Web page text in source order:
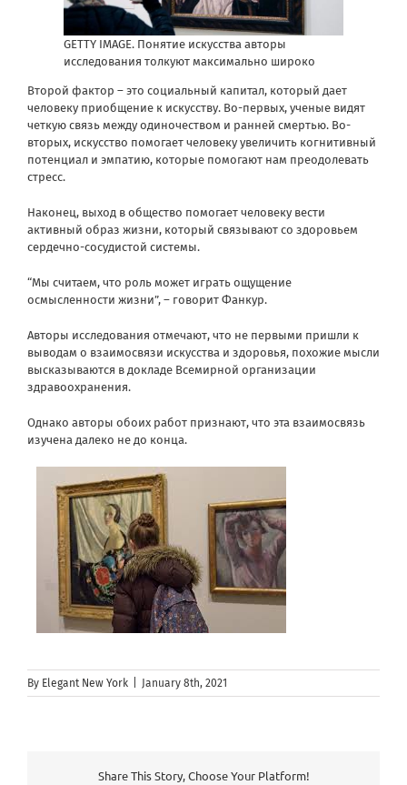
GETTY IMAGE. Понятие искусства авторы
исследования толкуют максимально широко
Второй фактор – это социальный капитал, который дает
человеку приобщение к искусству. Во-первых, ученые видят
четкую связь между одиночеством и ранней смертью. Во-
вторых, искусство помогает человеку увеличить когнитивный
потенциал и эмпатию, которые помогают нам преодолевать
стресс.
Наконец, выход в общество помогает человеку вести
активный образ жизни, который связывают со здоровьем
сердечно-сосудистой системы.
“Мы считаем, что роль может играть ощущение
осмысленности жизни”, – говорит Фанкур.
Авторы исследования отмечают, что не первыми пришли к
выводам о взаимосвязи искусства и здоровья, похожие мысли
высказываются в докладе Всемирной организации
здравоохранения.
Однако авторы обоих работ признают, что эта взаимосвязь
изучена далеко не до конца.
By Elegant New York January 8th, 2021
Share This Story, Choose Your Platform!